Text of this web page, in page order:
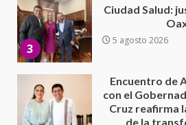
4
con el
Cruz reafirma
de la
Secretaría de
presencia
Juan